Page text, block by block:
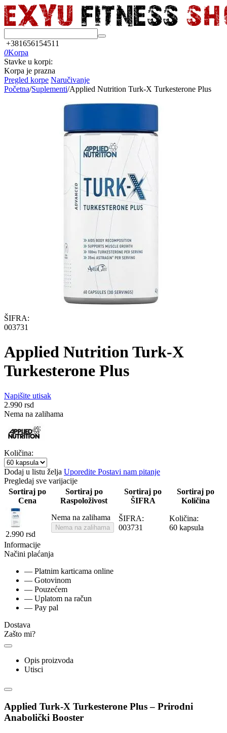
+381656154511
0Korpa
Stavke u korpi:
Korpa je prazna
Pregled korpe Naručivanje
Početna/Suplementi/Applied Nutrition Turk-X Turkesterone Plus
ŠIFRA:
003731
Applied Nutrition Turk-X
Turkesterone Plus
Napišite utisak
2.990 rsd
Nema na zalihama
Količina:
Dodaj u listu želja Uporedite Postavi nam pitanje
Pregledaj sve varijacije
Sortiraj po
Cena
Sortiraj po
Raspoloživost
Sortiraj po
ŠIFRA
Sortiraj po
Količina
2.990 rsd
Nema na zalihama
Nema na zalihama
ŠIFRA:
003731
Količina:
60 kapsula
Informacije
Načini plaćanja
— Platnim karticama online
— Gotovinom
— Pouzećem
— Uplatom na račun
— Pay pal
Dostava
Zašto mi?
Opis proizvoda
Utisci
Applied Turk-X Turkesterone Plus – Prirodni
Anabolički Booster